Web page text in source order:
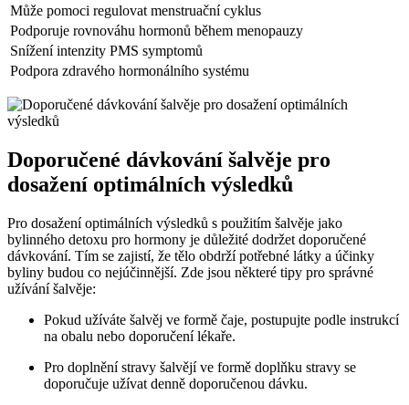
Může pomoci regulovat menstruační cyklus
Podporuje rovnováhu hormonů během menopauzy
Snížení intenzity PMS symptomů
Podpora zdravého hormonálního systému
Doporučené dávkování šalvěje pro
dosažení optimálních výsledků
Pro dosažení optimálních výsledků s použitím šalvěje jako
bylinného detoxu pro hormony je důležité dodržet doporučené
dávkování. Tím se zajistí, že tělo obdrží potřebné látky a účinky
byliny budou co nejúčinnější. Zde jsou některé tipy pro správné
užívání šalvěje:
Pokud užíváte šalvěj ve formě čaje, postupujte podle instrukcí
na obalu nebo doporučení lékaře.
Pro doplnění stravy šalvějí ve formě doplňku stravy se
doporučuje užívat denně doporučenou dávku.